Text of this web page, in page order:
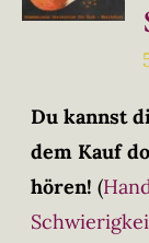
Du kannst
dem Kauf
hören! (